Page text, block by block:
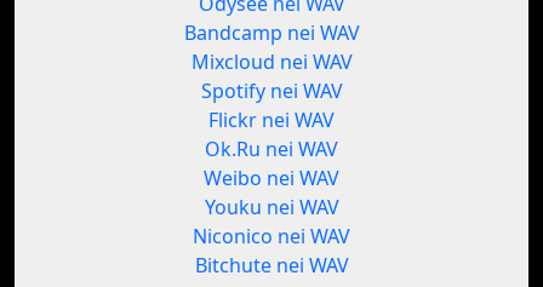
Bandcamp nei WAV
Mixcloud nei WAV
Spotify nei WAV
Flickr nei WAV
Ok.Ru nei WAV
Weibo nei WAV
Youku nei WAV
Niconico nei WAV
Bitchute nei WAV